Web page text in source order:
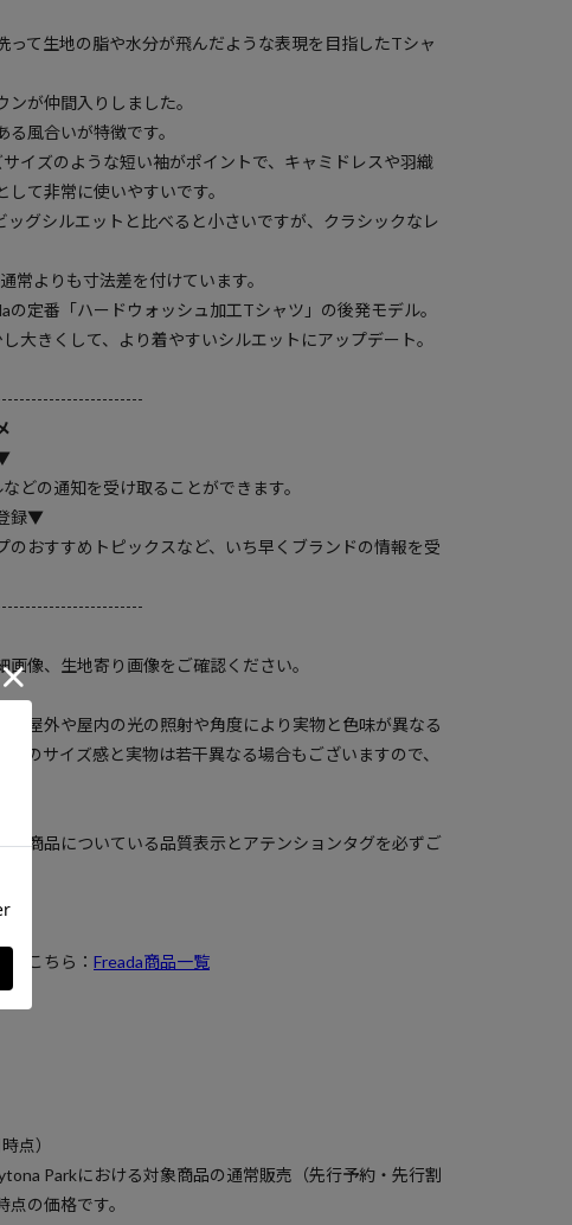
て生地の脂や水分が飛んだような表現を目指したTシャ
が仲間入りしました。
風合いが特徴です。
イズのような短い袖がポイントで、キャミドレスや羽織
て非常に使いやすいです。
グシルエットと比べると小さいですが、クラシックなレ
常よりも寸法差を付けています。
定番「ハードウォッシュ加工Tシャツ」の後発モデル。
大きくして、より着やすいシルエットにアップデート。
どの通知を受け取ることができます。
録▼
のおすすめトピックスなど、いち早くブランドの情報を受
像、生地寄り画像をご確認ください。
、屋外や屋内の光の照射や角度により実物と色味が異なる
のサイズ感と実物は若干異なる場合もございますので、
商品についている品質表示とアテンションタグを必ずご
こちら： Freada商品一覧
点）
Parkにおける対象商品の通常販売（先行予約・先行割
の価格です。